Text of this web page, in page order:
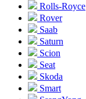
Rolls-Royce
Rover
Saab
Saturn
Scion
Seat
Skoda
Smart